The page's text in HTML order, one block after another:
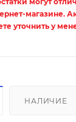
магазине.
уточнить у
НАЛИЧИЕ